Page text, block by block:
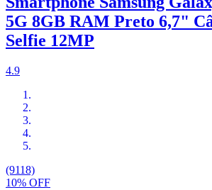
5G 8GB RAM Preto 6,7"
Selfie 12MP
4.9
(9118)
10% OFF